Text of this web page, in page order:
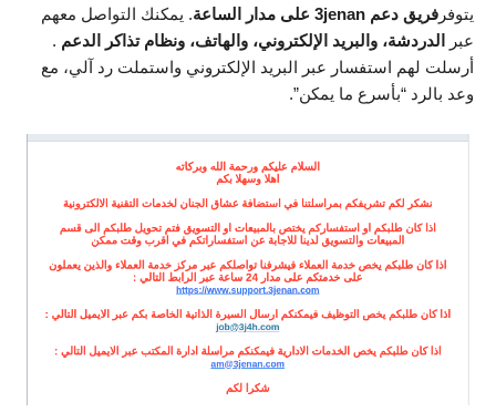
يتوفر فريق دعم 3jenan على مدار الساعة
. يمكنك التواصل معهم
عبر
الدردشة، والبريد الإلكتروني، والهاتف، ونظام تذاكر الدعم .
أرسلت لهم استفسار عبر البريد الإلكتروني واستملت رد آلي، مع
وعد بالرد “بأسرع ما يمكن”.